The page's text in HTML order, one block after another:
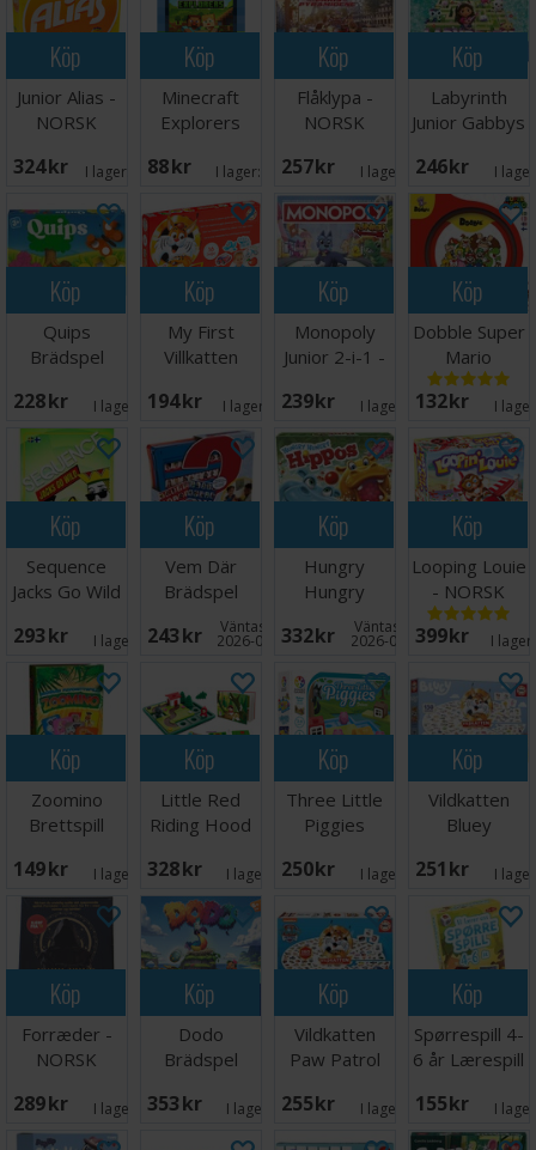
Köp
Junior Alias -
NORSK
324 SEK I lager: 20+
Köp
Minecraft
Explorers
88 SEK I lager:
Köp
Flåklypa -
NORSK
257 SEK I lager: 7
Köp
Labyrinth
Junior Gabbys
246 SEK I
Köp
Quips
Brädspel
228 SEK I lager:
Köp
My First
Villkatten
194 SEK I lager: 11
Köp
Monopoly
Junior 2-i-1 -
239 SEK I lager:
Köp
Dobble Super
Mario
Brädspel
132 SEK I
Köp
Sequence
Jacks Go Wild
293 SEK I lager: 1
Köp
Vem Där
Brädspel
243 SEK Väntas in:
2026-08-15
Köp
Hungry
Hungry
Hippos
Brädspel
332 SEK Väntas in:
2026-08-27
Köp
Looping Louie
- NORSK
399 SEK I
Köp
Zoomino
Brettspill
149 SEK I lager: 2
Köp
Little Red
Riding Hood
328 SEK I lager: 2
Köp
Three Little
Piggies
250 SEK I lager: 5
Köp
Vildkatten
Bluey
251 SEK I
Köp
Forræder -
NORSK
289 SEK I lager: 6
Köp
Dodo
Brädspel
353 SEK I lager: 1
Köp
Vildkatten
Paw Patrol
255 SEK I lager:
Köp
Spørrespill 4-
6 år Lærespill
155 SEK I